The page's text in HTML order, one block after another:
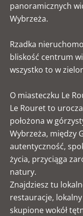
panoramicznych
Wybrzeża.
Rzadka
bliskość centrum
wszystko to w
O miasteczku Le
Le Rouret to
położona w
Wybrzeża, między
autentyczność,
życia, przyciąga
natury.
Znajdziesz tu
restauracje,
skupione wokół